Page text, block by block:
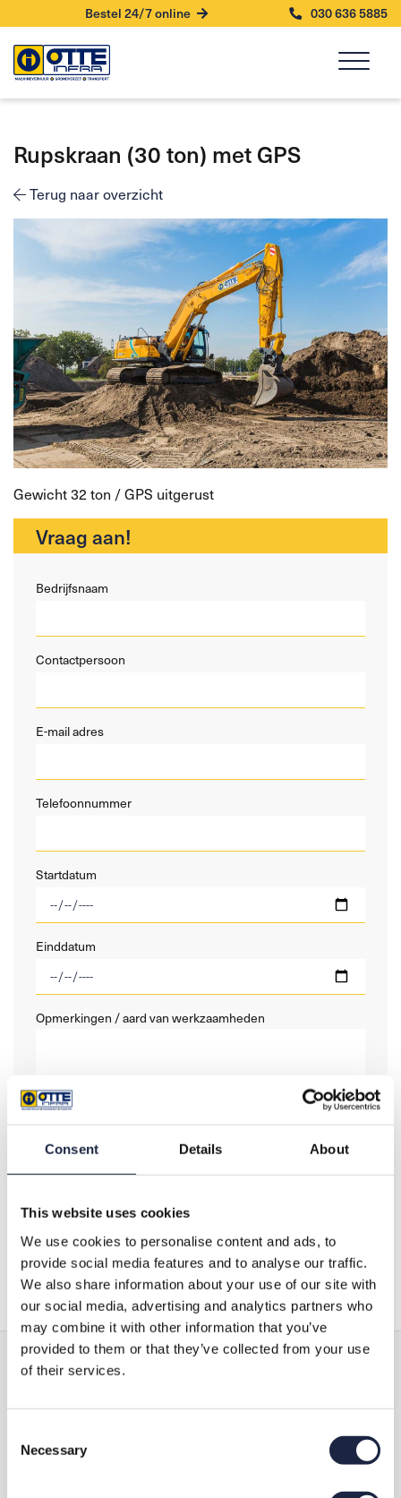
Consent Details About
This website uses cookies
We use cookies to personalise content and ads, to
provide social media features and to analyse our traffic.
We also share information about your use of our site with
our social media, advertising and analytics partners who
may combine it with other information that you’ve
provided to them or that they’ve collected from your use
of their services.
Selection
Necessary
Bestel 24/7 online 030 636 5885
Rupskraan (30 ton) met GPS
Terug naar overzicht
Gewicht 32 ton / GPS uitgerust
Vraag aan!
Bedrijfsnaam
Contactpersoon
E-mail adres
Telefoonnummer
Startdatum
Einddatum
Opmerkingen / aard van werkzaamheden
Vraag aan
Alle producten in onze webshop kunnen
zowel los gestort als in BigBag’s geleverd
Al onze producten kunnen direct uit voorraad worden
geleverd. Ook als het product niet in de webshop staat kunnen